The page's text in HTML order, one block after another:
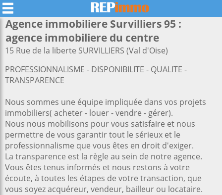
Agence immobiliere Survilliers 95 :
agence immobiliere du centre
15 Rue de la liberte SURVILLIERS (Val d'Oise)
PROFESSIONNALISME - DISPONIBILITE - QUALITE -
TRANSPARENCE
Nous sommes une équipe impliquée dans vos projets
immobiliers( acheter - louer - vendre - gérer).
Nous nous mobilisons pour vous satisfaire et nous
permettre de vous garantir tout le sérieux et le
professionnalisme que vous êtes en droit d'exiger.
La transparence est la règle au sein de notre agence.
Vous êtes tenus informés et nous restons à votre
écoute, à toutes les étapes de votre transaction, que
vous soyez acquéreur, vendeur, bailleur ou locataire.